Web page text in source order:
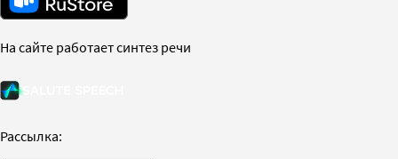
На сайте работает синтез речи
Рассылка: